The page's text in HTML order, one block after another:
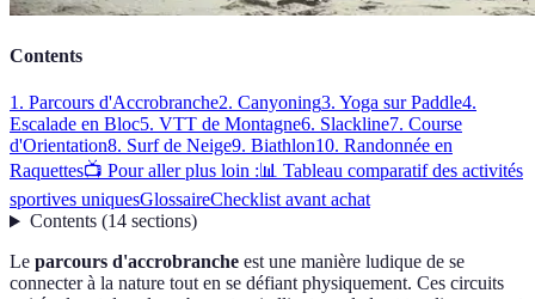
Contents
1. Parcours d'Accrobranche2. Canyoning3. Yoga sur Paddle4.
Escalade en Bloc5. VTT de Montagne6. Slackline7. Course
d'Orientation8. Surf de Neige9. Biathlon10. Randonnée en
Raquettes📺 Pour aller plus loin :📊 Tableau comparatif des activités
sportives uniquesGlossaireChecklist avant achat
Contents(14 sections)
Le parcours d'accrobranche est une manière ludique de se
connecter à la nature tout en se défiant physiquement. Ces circuits